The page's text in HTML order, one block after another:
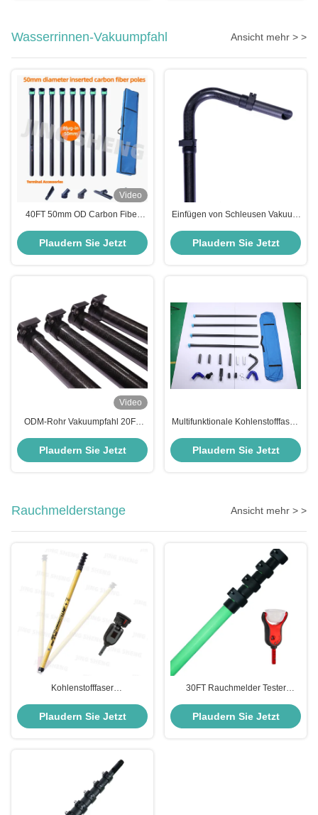
Wasserrinnen-Vakuumpfahl Ansicht mehr > >
Video
40FT 50mm OD Carbon Fiber
Luftleitungen
Plaudern Sie Jetzt
Einfügen von Schleusen Vakuum
für Downspouts und Blatt
Trümmer OEM
Plaudern Sie Jetzt
Video
ODM-Rohr Vakuumpfahl 20FT
Villa-Dachabfluss
Plaudern Sie Jetzt
Multifunktionale Kohlenstofffaser-
mm OD Kohlenstofffaser-
Plaudern Sie Jetzt
Rauchmelderstange Ansicht mehr > >
Kohlenstofffaser
ausdehnbarer Rauchmelder-
Prüfstab
Plaudern Sie Jetzt
30FT Rauchmelder Tester
Kohlenstofffaser Rauchmelder
Testpol
Plaudern Sie Jetzt